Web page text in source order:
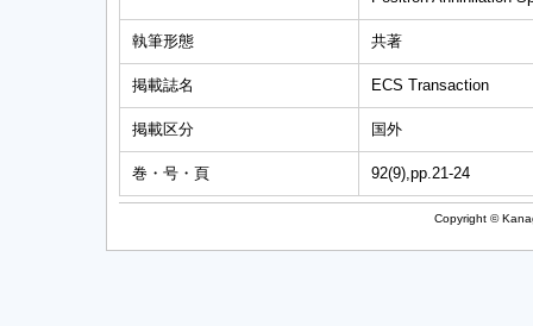
執筆形態 共著
掲載誌名 ECS Transaction
掲載区分 国外
巻・号・頁 92(9),pp.21-24
Copyright ©